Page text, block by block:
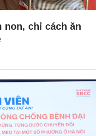
non, chỉ cách ăn